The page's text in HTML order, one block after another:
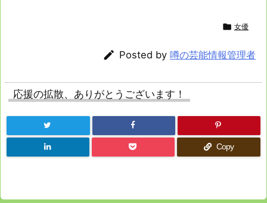
 女優
 Posted by 噂の芸能情報管理者
応援の拡散、ありがとうございます！
Copy